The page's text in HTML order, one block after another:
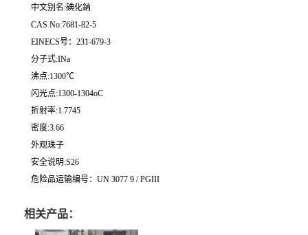
中文别名:碘化鈉
CAS No:7681-82-5
EINECS号：231-679-3
分子式:INa
沸点:1300℃
闪光点:1300-1304oC
折射率:1.7745
密度:3.66
外观珠子
安全说明:S26
危险品运输编号：UN 3077 9 / PGIII
相关产品：